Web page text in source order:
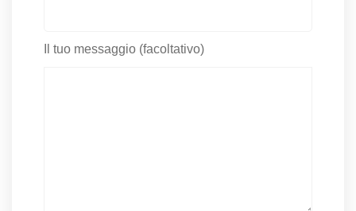
Il tuo messaggio (facoltativo)